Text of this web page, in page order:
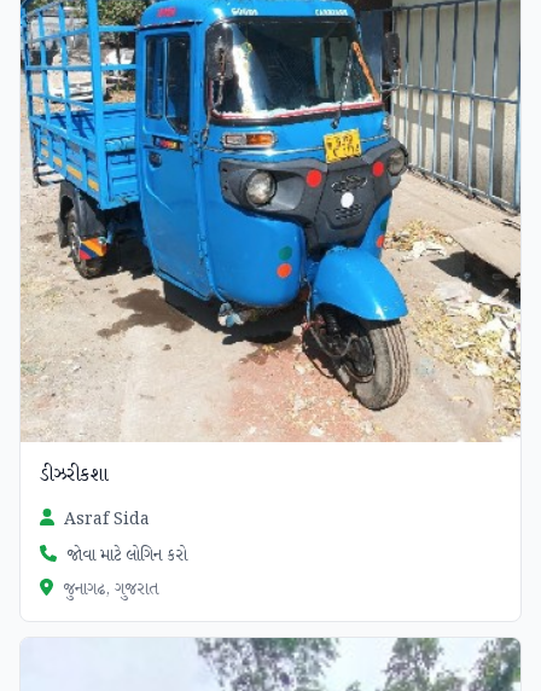
ડીઝરીકશા
Asraf Sida
જોવા માટે લોગિન કરો
જુનાગઢ, ગુજરાત